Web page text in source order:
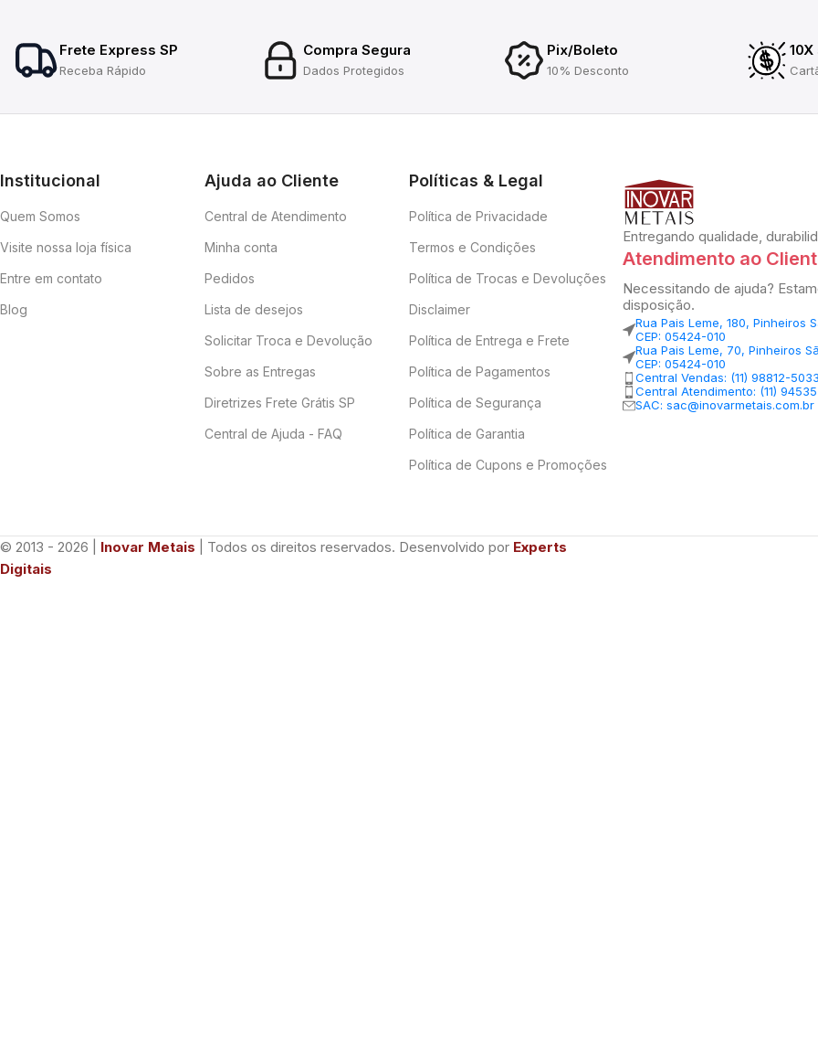
Frete Express SP
Receba Rápido
Compra Segura
Dados Protegidos
Pix/Boleto
10% Desconto
Institucional
Quem Somos
Visite nossa loja física
Entre em contato
Blog
Ajuda ao Cliente
Central de Atendimento
Minha conta
Pedidos
Lista de desejos
Solicitar Troca e Devolução
Sobre as Entregas
Diretrizes Frete Grátis SP
Central de Ajuda - FAQ
Políticas & Legal
Política de Privacidade
Termos e Condições
Política de Trocas e Devoluções
Disclaimer
Política de Entrega e Frete
Política de Pagamentos
Política de Segurança
Política de Garantia
Política de Cupons e Promoções
Entregando qualidade,
Atendimento ao
Necessitando de ajuda?
disposição.
Rua Pais Leme, 180, Pinheiros
CEP: 05424-010
Rua Pais Leme, 70, Pinheiros
CEP: 05424-010
Central Vendas: (11) 98812-5033
Central Atendimento: (11)
SAC: sac@inovarmetais.com.br
© 2013 - 2026 | Inovar Metais | Todos os direitos reservados. Desenvolvido por Experts
Digitais